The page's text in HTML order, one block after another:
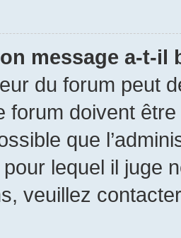
message a-t-il
du forum peut
forum doivent
que
pour lequel il juge
veuillez